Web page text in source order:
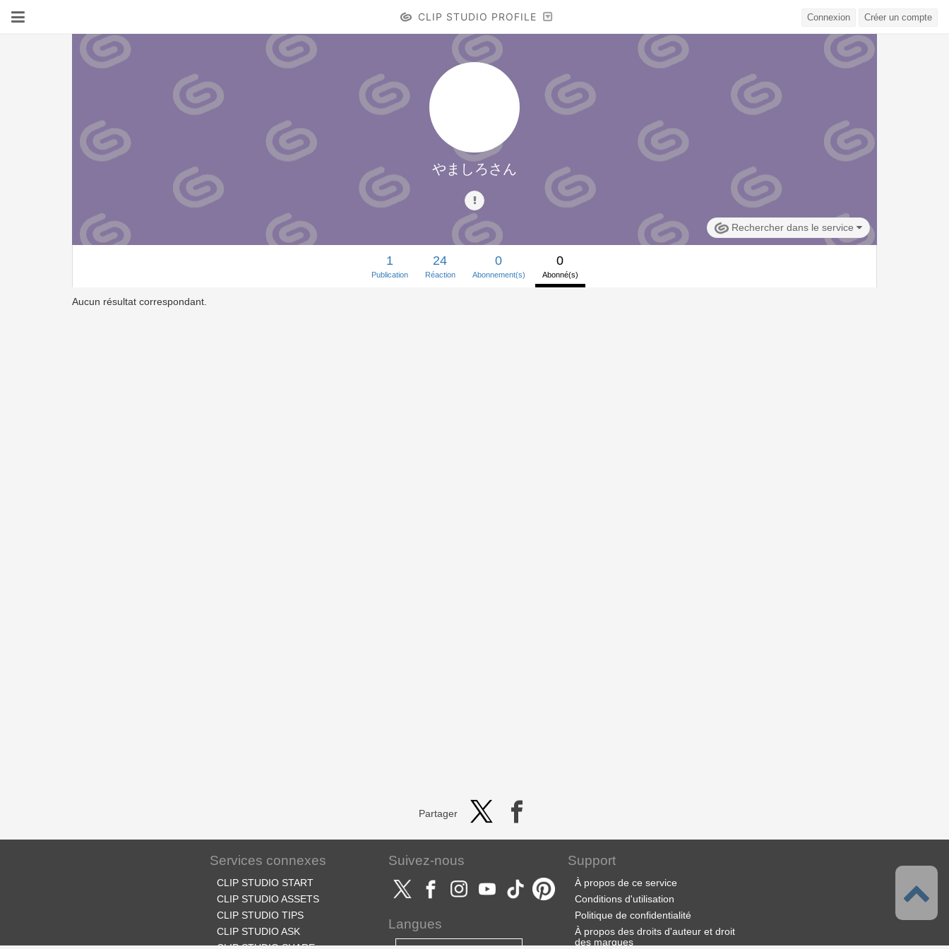
CLIP STUDIO PROFILE Connexion Créer un compte
やましろさん
Rechercher dans le service
1
Publication
24
Réaction
0
Abonnement(s)
0
Abonné(s)
Aucun résultat correspondant.
Partager
Services connexes
CLIP STUDIO START
CLIP STUDIO ASSETS
CLIP STUDIO TIPS
CLIP STUDIO ASK
Suivez-nous
Langues
Support
À propos de ce service
Conditions d'utilisation
Politique de confidentialité
À propos des droits d'auteur et droit
des marques